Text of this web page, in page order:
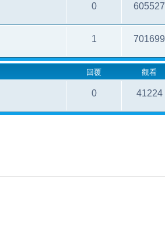
0 605527
1 701699
回覆 觀看
0 41224